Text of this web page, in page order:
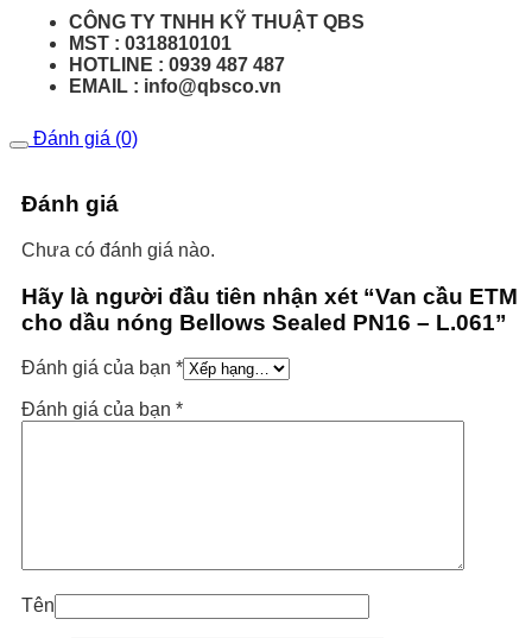
CÔNG TY TNHH KỸ THUẬT QBS
MST : 0318810101
HOTLINE : 0939 487 487
EMAIL : info@qbsco.vn
Đánh giá (0)
Đánh giá
Chưa có đánh giá nào.
Hãy là người đầu tiên nhận xét “Van cầu ETM
cho dầu nóng Bellows Sealed PN16 – L.061”
Đánh giá của bạn *
Đánh giá của bạn *
Tên